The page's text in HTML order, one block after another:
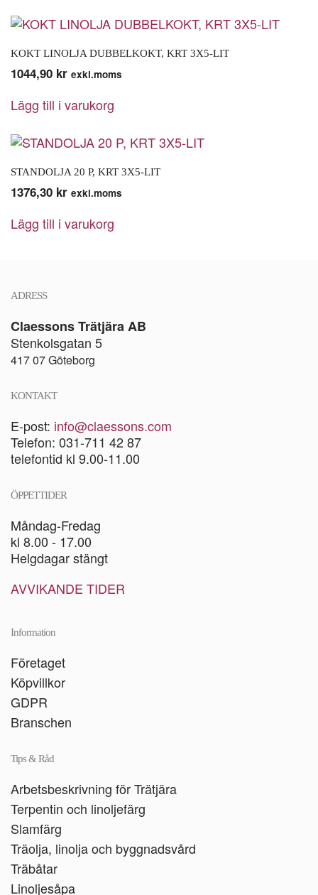
KOKT LINOLJA DUBBELKOKT, KRT 3X5-LIT
1044,90 kr exkl.moms
Lägg till i varukorg
STANDOLJA 20 P, KRT 3X5-LIT
1376,30 kr exkl.moms
Lägg till i varukorg
ADRESS
Claessons Trätjära AB
Stenkolsgatan 5
417 07 Göteborg
KONTAKT
E-post: info@claessons.com
Telefon: 031-711 42 87
telefontid kl 9.00-11.00
ÖPPETTIDER
Måndag-Fredag
kl 8.00 - 17.00
Helgdagar stängt
AVVIKANDE TIDER
Information
Företaget
Köpvillkor
GDPR
Branschen
Tips & Råd
Arbetsbeskrivning för Trätjära
Terpentin och linoljefärg
Slamfärg
Träolja, linolja och byggnadsvård
Träbåtar
Linoljesåpa